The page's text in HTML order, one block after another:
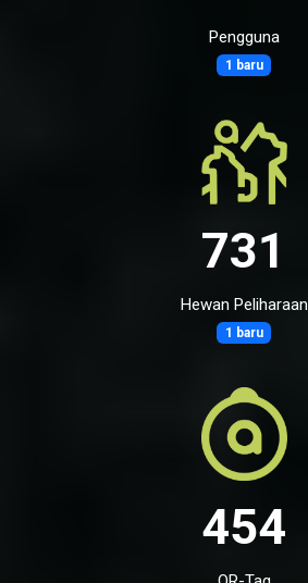
Pengguna
1 baru
731
Hewan Peliharaan
1 baru
454